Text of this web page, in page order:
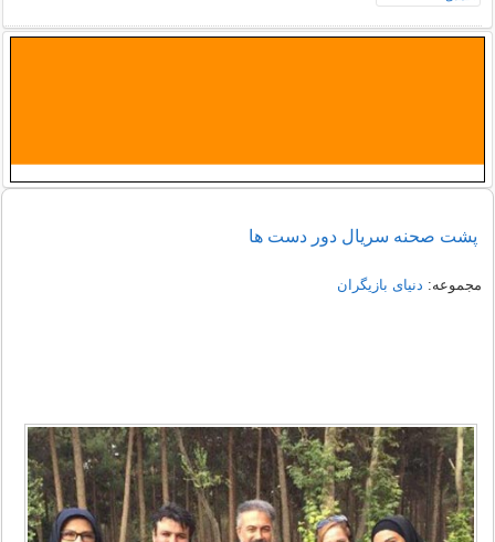
پشت صحنه سریال دور دست ها
مجموعه: دنیای بازیگران